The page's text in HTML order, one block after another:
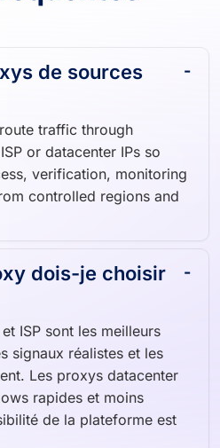
de sources
traffic through
or datacenter IPs so
verification, monitoring
controlled regions and
dois-je choisir
ISP sont les meilleurs
signaux réalistes et les
Les proxys datacenter
rapides et moins
de la plateforme est